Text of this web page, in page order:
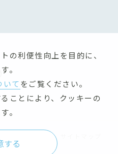
の利便性向上を目的に、
。
いてをご覧ください。
ことにより、クッキーの
。
する